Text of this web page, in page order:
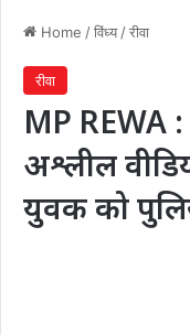
Home /विंध्य /रीवा
रीवा
MP REWA :
अश्लील
युवक को